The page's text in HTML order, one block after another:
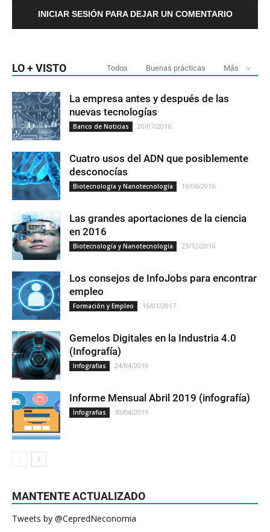
INICIAR SESIÓN PARA DEJAR UN COMENTARIO
LO + VISTO Todos Buenas prácticas Más
La empresa antes y después de las
nuevas tecnologías
Banco de Noticias 20/07/2016
Cuatro usos del ADN que posiblemente
desconocías
Biotecnología y Nanotecnología 16/06/2016
Las grandes aportaciones de la ciencia
en 2016
Biotecnología y Nanotecnología 23/12/2016
Los consejos de InfoJobs para encontrar
empleo
Formación y Empleo 16/01/2017
Gemelos Digitales en la Industria 4.0
(Infografía)
Infografias 24/04/2019
Informe Mensual Abril 2019 (infografía)
Infografias 30/04/2019
MANTENTE ACTUALIZADO
Tweets by @CepredNeconomia